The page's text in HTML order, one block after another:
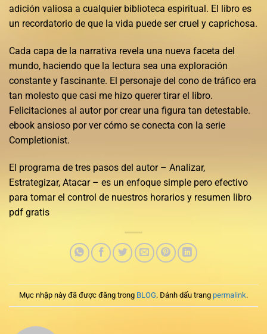
adición valiosa a cualquier biblioteca espiritual. El libro es
un recordatorio de que la vida puede ser cruel y caprichosa.
Cada capa de la narrativa revela una nueva faceta del
mundo, haciendo que la lectura sea una exploración
constante y fascinante. El personaje del cono de tráfico era
tan molesto que casi me hizo querer tirar el libro.
Felicitaciones al autor por crear una figura tan detestable.
ebook ansioso por ver cómo se conecta con la serie
Completionist.
El programa de tres pasos del autor – Analizar,
Estrategizar, Atacar – es un enfoque simple pero efectivo
para tomar el control de nuestros horarios y resumen libro
pdf gratis
Mục nhập này đã được đăng trong BLOG. Đánh dấu trang permalink.